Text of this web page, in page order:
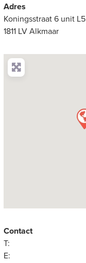
Adres
Koningsstraat 6 unit L5
1811 LV Alkmaar
Contact
T:
E: